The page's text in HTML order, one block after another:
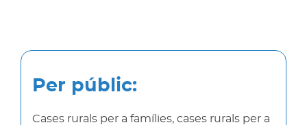
Per públic:
Cases rurals per a famílies, cases rurals per a